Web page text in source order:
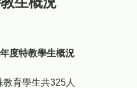
度特教學生概況
教育學生共325人